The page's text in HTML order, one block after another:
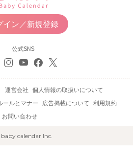
イン／新規登録
公式SNS
運営会社 個人情報の取扱いについて
ールとマナー 広告掲載について 利用規約
お問い合わせ
calendar Inc.